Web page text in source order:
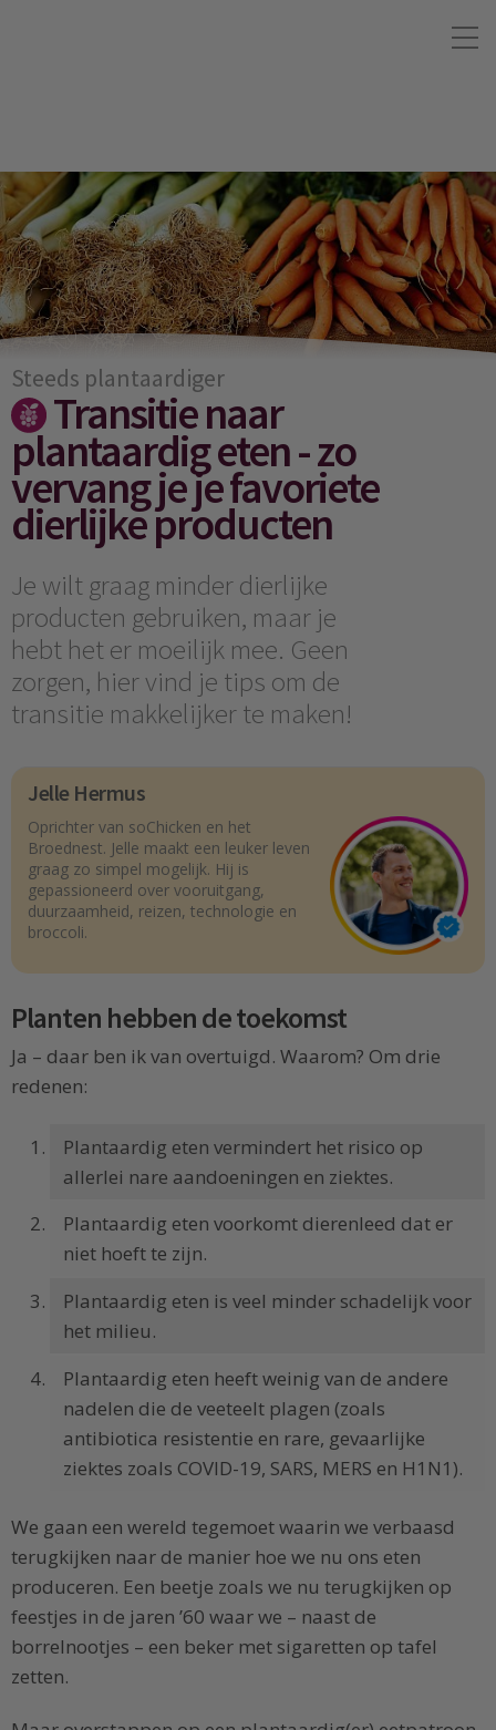
Steeds plantaardiger
Transitie naar
plantaardig eten - zo
vervang je je favoriete
dierlijke producten
Je wilt graag minder dierlijke
producten gebruiken, maar je
hebt het er moeilijk mee. Geen
zorgen, hier vind je tips om de
transitie makkelijker te maken!
Jelle Hermus
Oprichter van soChicken en het
Broednest. Jelle maakt een leuker leven
graag zo simpel mogelijk. Hij is
gepassioneerd over vooruitgang,
duurzaamheid, reizen, technologie en
broccoli.
Planten hebben de toekomst
Ja – daar ben ik van overtuigd. Waarom? Om drie
redenen:
Plantaardig eten vermindert het risico op
allerlei nare aandoeningen en ziektes.
Plantaardig eten voorkomt dierenleed dat er
niet hoeft te zijn.
Plantaardig eten is veel minder schadelijk voor
het milieu.
Plantaardig eten heeft weinig van de andere
nadelen die de veeteelt plagen (zoals
antibiotica resistentie en rare, gevaarlijke
ziektes zoals COVID-19, SARS, MERS en H1N1).
We gaan een wereld tegemoet waarin we verbaasd
terugkijken naar de manier hoe we nu ons eten
produceren. Een beetje zoals we nu terugkijken op
feestjes in de jaren ’60 waar we – naast de
borrelnootjes – een beker met sigaretten op tafel
zetten.